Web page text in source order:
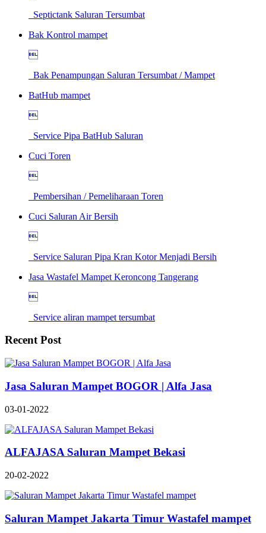
Septictank Saluran Tersumbat
Bak Kontrol mampet

Bak Penampungan Saluran Tersumbat / Mampet
BatHub mampet

Service Pipa BatHub Saluran
Cuci Toren

Pembersihan / Pemeliharaan Toren
Cuci Saluran Air Bersih

Service Saluran Pipa Kran Kotor Menjadi Bersih
Jasa Wastafel Mampet Keroncong Tangerang

Service aliran mampet tersumbat
Recent Post
Jasa Saluran Mampet BOGOR | Alfa Jasa
03-01-2022
ALFAJASA Saluran Mampet Bekasi
20-02-2022
Saluran Mampet Jakarta Timur Wastafel mampet